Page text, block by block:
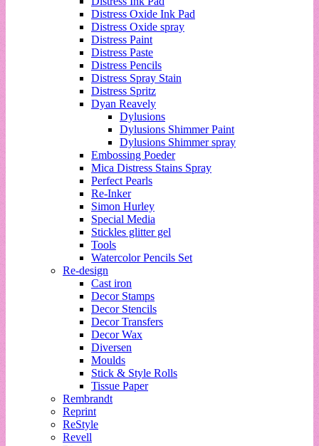
Distress Oxide Ink Pad
Distress Oxide spray
Distress Paint
Distress Paste
Distress Pencils
Distress Spray Stain
Distress Spritz
Dyan Reavely
Dylusions
Dylusions Shimmer Paint
Dylusions Shimmer spray
Embossing Poeder
Mica Distress Stains Spray
Perfect Pearls
Re-Inker
Simon Hurley
Special Media
Stickles glitter gel
Tools
Watercolor Pencils Set
Re-design
Cast iron
Decor Stamps
Decor Stencils
Decor Transfers
Decor Wax
Diversen
Moulds
Stick & Style Rolls
Tissue Paper
Rembrandt
Reprint
ReStyle
Revell